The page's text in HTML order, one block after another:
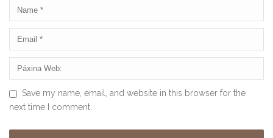
Save my name, email, and website in this browser for the
next time I comment.